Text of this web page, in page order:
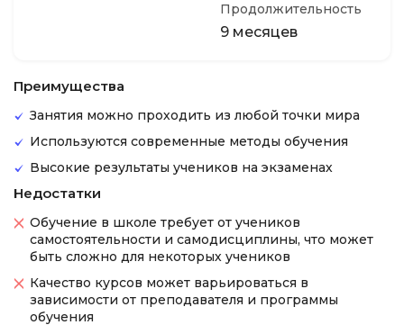
Продолжительность
9 месяцев
Преимущества
Занятия можно проходить из любой точки мира
Используются современные методы обучения
Высокие результаты учеников на экзаменах
Недостатки
Обучение в школе требует от учеников
самостоятельности и самодисциплины, что может
быть сложно для некоторых учеников
Качество курсов может варьироваться в
зависимости от преподавателя и программы
обучения